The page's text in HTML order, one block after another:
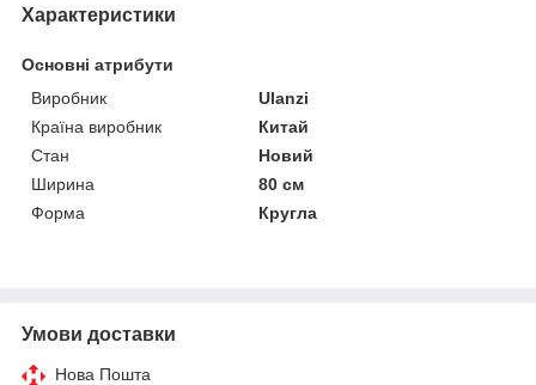
Характеристики
Основні атрибути
Виробник
Ulanzi
Країна виробник
Китай
Стан
Новий
Ширина
80 см
Форма
Кругла
Умови доставки
Нова Пошта